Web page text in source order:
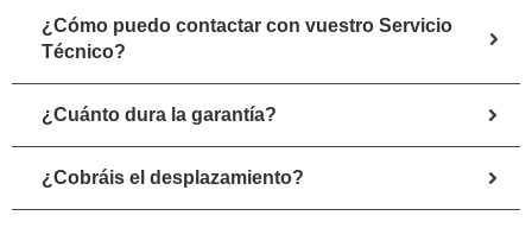
¿Cómo puedo contactar con vuestro Servicio
Técnico?
¿Cuánto dura la garantía?
¿Cobráis el desplazamiento?